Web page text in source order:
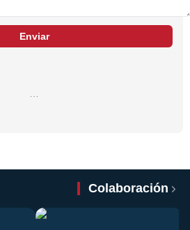
Enviar
Colaboración